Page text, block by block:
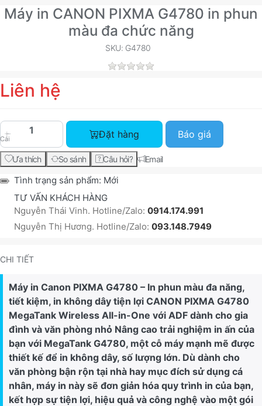
Máy in CANON PIXMA G4780 in phun
màu đa chức năng
SKU: G4780
Liên hệ
Cái
Máy in CANON PIXMA G4780 in phun màu đa
Đặt hàng Báo giá
Ưa thích So sánh Câu hỏi? Email
Tình trạng sản phẩm: Mới
TƯ VẤN KHÁCH HÀNG
Nguyễn Thái Vinh. Hotline/Zalo: 0914.174.991
Nguyễn Thị Hương. Hotline/Zalo: 093.148.7949
CHI TIẾT
Máy in Canon PIXMA G4780 – In phun màu đa năng,
tiết kiệm, in không dây tiện lợi CANON PIXMA G4780
MegaTank Wireless All-in-One với ADF dành cho gia
đình và văn phòng nhỏ Nâng cao trải nghiệm in ấn của
bạn với MegaTank G4780, một cỗ máy mạnh mẽ được
thiết kế để in không dây, số lượng lớn. Dù dành cho
văn phòng bận rộn tại nhà hay mục đích sử dụng cá
nhân, máy in này sẽ đơn giản hóa quy trình in của bạn,
kết hợp sự tiện lợi, hiệu quả và công nghệ vào một gói